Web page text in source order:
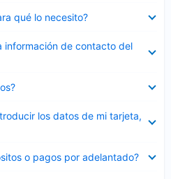
qué lo necesito?
información de contacto del
los datos de mi tarjeta,
o pagos por adelantado?